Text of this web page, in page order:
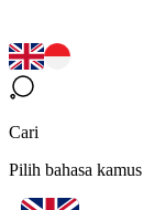
Cari
Pilih bahasa kamus